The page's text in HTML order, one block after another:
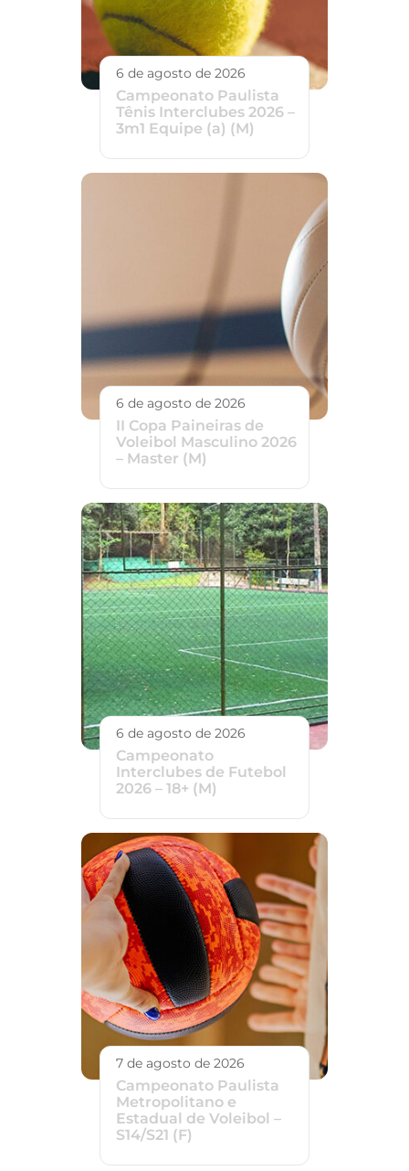
6 de agosto de 2026
Campeonato Paulista
Tênis Interclubes 2026 –
3m1 Equipe (a) (M)
6 de agosto de 2026
II Copa Paineiras de
Voleibol Masculino 2026
– Master (M)
6 de agosto de 2026
Campeonato
Interclubes de Futebol
2026 – 18+ (M)
7 de agosto de 2026
Campeonato Paulista
Metropolitano e
Estadual de Voleibol –
S14/S21 (F)